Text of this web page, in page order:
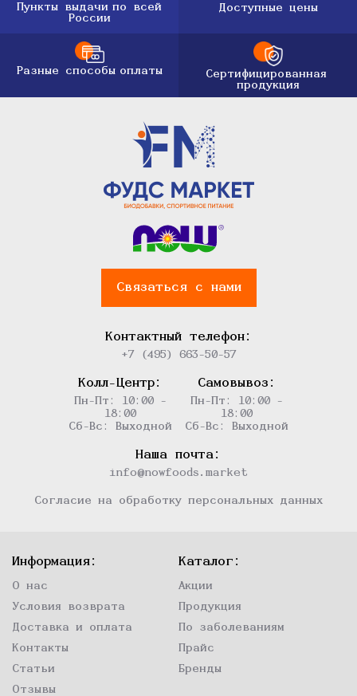
Пункты выдачи по всей
России
Доступные цены
Разные способы оплаты
Сертифицированная
продукция
Связаться с нами
Контактный телефон:
+7 (495) 663-50-57
Колл-Центр:
Пн-Пт: 10:00 -
18:00
Сб-Вс: Выходной
Самовывоз:
Пн-Пт: 10:00 -
18:00
Сб-Вс: Выходной
Наша почта:
info@nowfoods.market
Согласие на обработку персональных данных
Информация:
О нас
Условия возврата
Доставка и оплата
Контакты
Статьи
Отзывы
Каталог:
Акции
Продукция
По заболеваниям
Прайс
Бренды